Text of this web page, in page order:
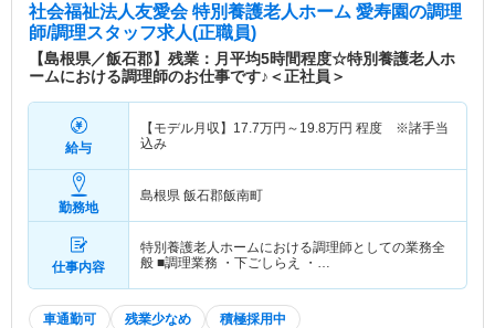
社会福祉法人友愛会 特別養護老人ホーム 愛寿園の調理
師/調理スタッフ求人(正職員)
【島根県／飯石郡】残業：月平均5時間程度☆特別養護老人ホ
ームにおける調理師のお仕事です♪＜正社員＞
給与
【モデル月収】 17.7万円～ 19.8万円 程度 ※諸手当
込み
勤務地
島根県 飯石郡飯南町
仕事内容
特別養護老人ホームにおける調理師としての業務全
般 ■調理業務 ・下ごしらえ ・…
車通勤可 残業少なめ 積極採用中